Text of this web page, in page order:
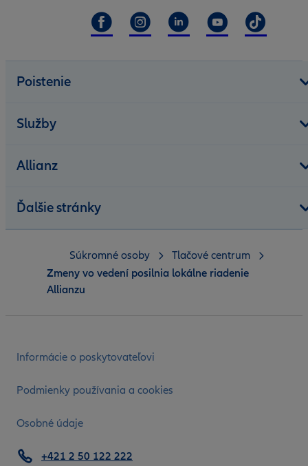
Poistenie
Služby
Allianz
Ďalšie stránky
Informácie o poskytovateľovi
Podmienky používania a cookies
Osobné údaje
+421 2 50 122 222
Súkromné osoby
Tlačové centrum
Zmeny vo vedení posilnia lokálne riadenie
Allianzu